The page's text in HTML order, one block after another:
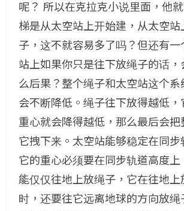
呢？ 所以在克拉克小说里面，他
梯是从太空站上开始建，从太空站
子，这不就容易多了吗？但还有一
站上如果你只是往下放绳子的话，
么后果？整个绳子和太空站这个系
会不断降低。绳子往下放得越低，
重心就会降得越低，那么最后会把
它拽下来。太空站能够稳定在同步
它的重心必须要在同步轨道高度上
能仅仅往地上放绳子，它在往地上
时，还要往它远离地球的方向放绳